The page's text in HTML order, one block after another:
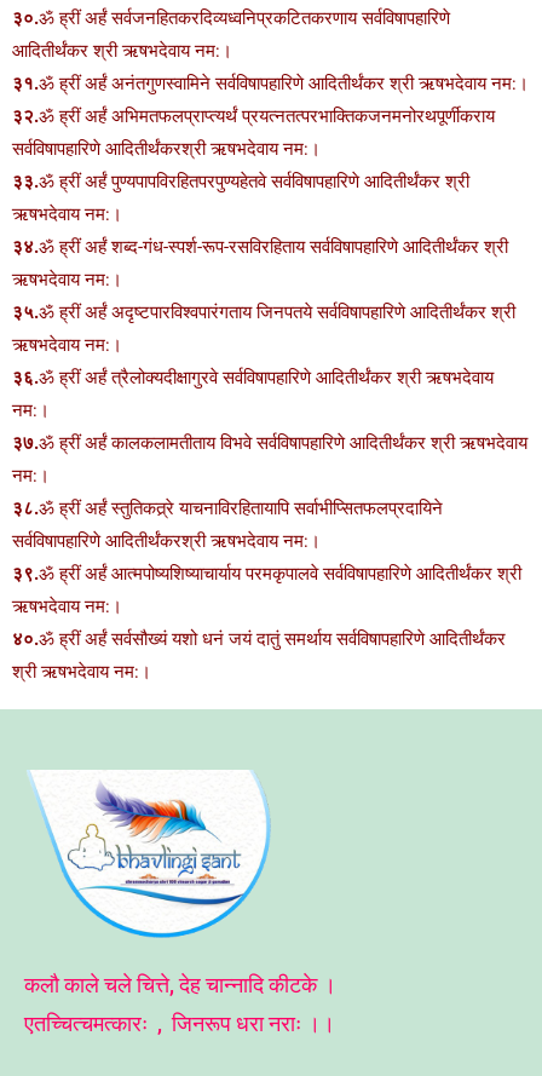
३०.ॐ ह्रीं अर्हं सर्वजनहितकरदिव्यध्वनिप्रकटितकरणाय सर्वविषापहारिणे
आदितीर्थंकर श्री ऋषभदेवाय नम:।
३१.ॐ ह्रीं अर्हं अनंतगुणस्वामिने सर्वविषापहारिणे आदितीर्थंकर श्री ऋषभदेवाय नम:।
३२.ॐ ह्रीं अर्हं अभिमतफलप्राप्त्यर्थं प्रयत्नतत्परभाक्तिकजनमनोरथपूर्णीकराय
सर्वविषापहारिणे आदितीर्थंकरश्री ऋषभदेवाय नम:।
३३.ॐ ह्रीं अर्हं पुण्यपापविरहितपरपुण्यहेतवे सर्वविषापहारिणे आदितीर्थंकर श्री
ऋषभदेवाय नम:।
३४.ॐ ह्रीं अर्हं शब्द-गंध-स्पर्श-रूप-रसविरहिताय सर्वविषापहारिणे आदितीर्थंकर श्री
ऋषभदेवाय नम:।
३५.ॐ ह्रीं अर्हं अदृष्टपारविश्वपारंगताय जिनपतये सर्वविषापहारिणे आदितीर्थंकर श्री
ऋषभदेवाय नम:।
३६.ॐ ह्रीं अर्हं त्रैलोक्यदीक्षागुरवे सर्वविषापहारिणे आदितीर्थंकर श्री ऋषभदेवाय
नम:।
३७.ॐ ह्रीं अर्हं कालकलामतीताय विभवे सर्वविषापहारिणे आदितीर्थंकर श्री ऋषभदेवाय
नम:।
३८.ॐ ह्रीं अर्हं स्तुतिकत्र्रे याचनाविरहितायापि सर्वाभीप्सितफलप्रदायिने
सर्वविषापहारिणे आदितीर्थंकरश्री ऋषभदेवाय नम:।
३९.ॐ ह्रीं अर्हं आत्मपोष्यशिष्याचार्याय परमकृपालवे सर्वविषापहारिणे आदितीर्थंकर श्री
ऋषभदेवाय नम:।
४०.ॐ ह्रीं अर्हं सर्वसौख्यं यशो धनं जयं दातुं समर्थाय सर्वविषापहारिणे आदितीर्थंकर
श्री ऋषभदेवाय नम:।
कलौ काले चले चित्ते, देह चान्नादि कीटके ।
एतच्चित्चमत्कारः , जिनरूप धरा नराः ।।